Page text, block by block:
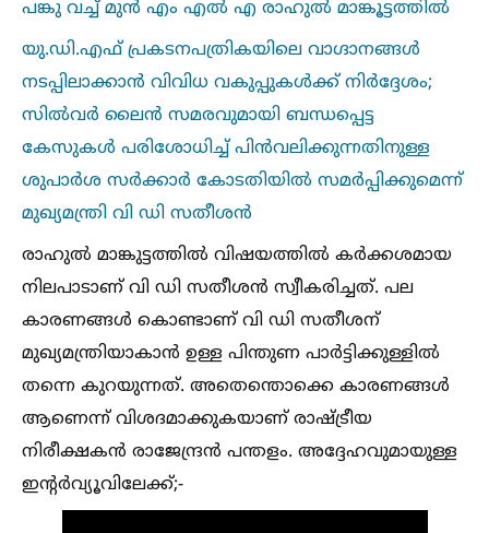
പങ്കു വച്ച്‌ മുൻ എം എല്‍ എ രാഹുല്‍ മാങ്കൂട്ടത്തില്‍
യു.ഡി.എഫ് പ്രകടനപത്രികയിലെ വാഗ്ദാനങ്ങള്‍
നടപ്പിലാക്കാൻ വിവിധ വകുപ്പുകള്‍ക്ക് നിർദ്ദേശം;
സില്‍വർ ലൈൻ സമരവുമായി ബന്ധപ്പെട്ട
കേസുകള്‍ പരിശോധിച്ച്‌ പിൻവലിക്കുന്നതിനുള്ള
ശുപാർശ സർക്കാർ കോടതിയില്‍ സമർപ്പിക്കുമെന്ന്
മുഖ്യമന്ത്രി വി ഡി സതീശൻ
രാഹുല്‍ മാങ്കുട്ടത്തില്‍ വിഷയത്തില്‍ കർക്കശമായ
നിലപാടാണ് വി ഡി സതീശൻ സ്വീകരിച്ചത്. പല
കാരണങ്ങള്‍ കൊണ്ടാണ് വി ഡി സതീശന്
മുഖ്യമന്ത്രിയാകാൻ ഉള്ള പിന്തുണ പാർട്ടിക്കുള്ളില്‍
തന്നെ കുറയുന്നത്. അതെന്തൊക്കെ കാരണങ്ങള്‍
ആണെന്ന് വിശദമാക്കുകയാണ് രാഷ്ട്രീയ
നിരീക്ഷകൻ രാജേന്ദ്രൻ പന്തളം. അദ്ദേഹവുമായുള്ള
ഇന്റർവ്യൂവിലേക്ക്;-